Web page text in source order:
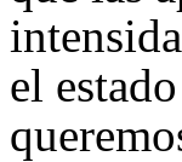
el